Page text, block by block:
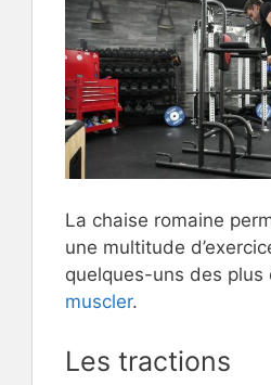
La chaise romaine
une multitude
quelques-uns des plus
muscler.
Les tractions